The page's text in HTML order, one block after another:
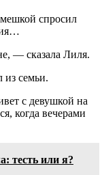
спросил
— сказала Лиля.
семьи.
с девушкой на
когда вечерами
тесть или я?